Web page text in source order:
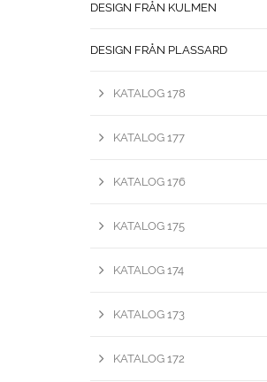
DESIGN FRÅN KULMEN
DESIGN FRÅN PLASSARD
KATALOG 178
KATALOG 177
KATALOG 176
KATALOG 175
KATALOG 174
KATALOG 173
KATALOG 172